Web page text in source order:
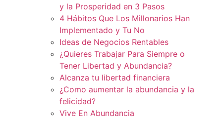
y la Prosperidad en 3 Pasos
4 Hábitos Que Los Millonarios Han
Implementado y Tu No
Ideas de Negocios Rentables
¿Quieres Trabajar Para Siempre o
Tener Libertad y Abundancia?
Alcanza tu libertad financiera
¿Como aumentar la abundancia y la
felicidad?
Vive En Abundancia